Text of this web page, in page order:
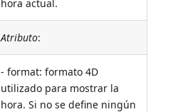
hora actual.
Atributo:
- format: formato 4D
utilizado para mostrar la
hora. Si no se define ningún